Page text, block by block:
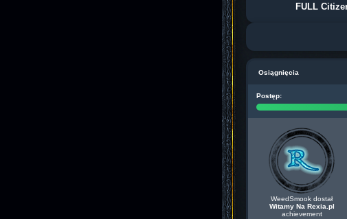
FULL
Osiągnięcia
Postęp:
WeedSmook dostał
Witamy Na Rexia.pl
achievement